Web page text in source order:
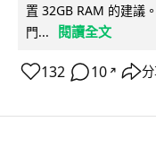
置 32GB RAM 的建議
門...
閱讀全文
132 10 ↗